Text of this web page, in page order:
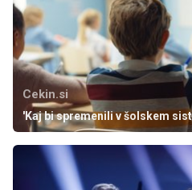
Cekin.si
'Kaj bi spremenili v šolskem